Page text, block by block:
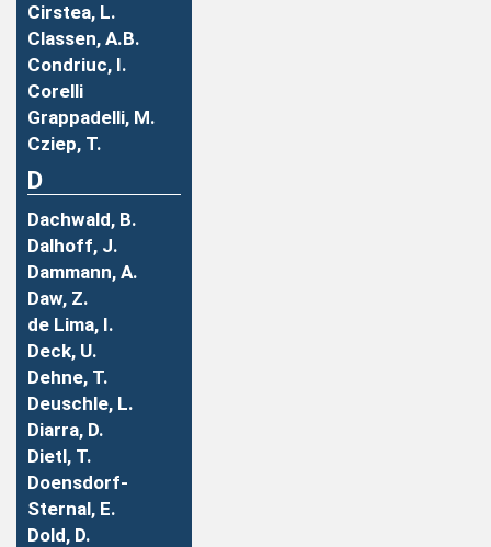
Cirstea, L.
Classen, A.B.
Condriuc, I.
Corelli
Grappadelli, M.
Cziep, T.
D
Dachwald, B.
Dalhoff, J.
Dammann, A.
Daw, Z.
de Lima, I.
Deck, U.
Dehne, T.
Deuschle, L.
Diarra, D.
Dietl, T.
Doensdorf-
Sternal, E.
Dold, D.